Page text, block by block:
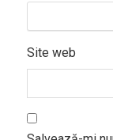
Site web